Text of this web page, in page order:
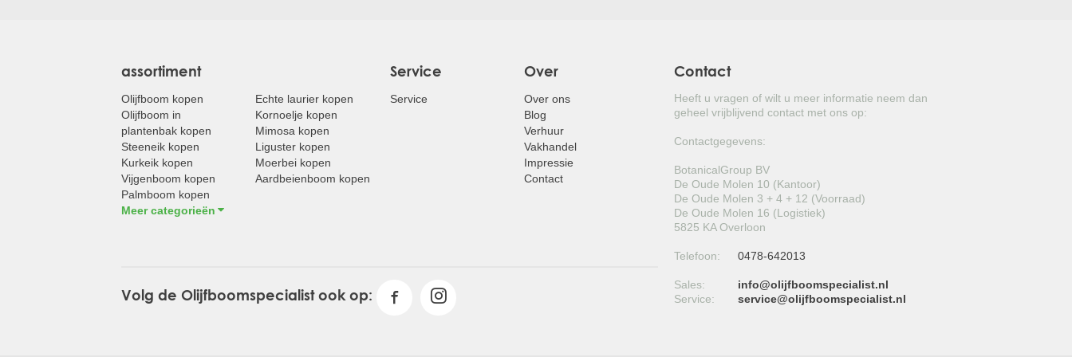
assortiment
Olijfboom kopen
Olijfboom in
plantenbak kopen
Steeneik kopen
Kurkeik kopen
Vijgenboom kopen
Palmboom kopen
Meer categorieën
Echte laurier kopen
Kornoelje kopen
Mimosa kopen
Liguster kopen
Moerbei kopen
Aardbeienboom kopen
Service
Service
Over
Over ons
Blog
Verhuur
Vakhandel
Impressie
Contact
Volg de Olijfboomspecialist ook op:
Contact
Heeft u vragen of wilt u meer informatie neem dan
geheel vrijblijvend contact met ons op:
Contactgegevens:
BotanicalGroup BV
De Oude Molen 10 (Kantoor)
De Oude Molen 3 + 4 + 12 (Voorraad)
De Oude Molen 16 (Logistiek)
5825 KA Overloon
Telefoon: 0478-642013
Sales:
info@olijfboomspecialist.nl
Service:
service@olijfboomspecialist.nl